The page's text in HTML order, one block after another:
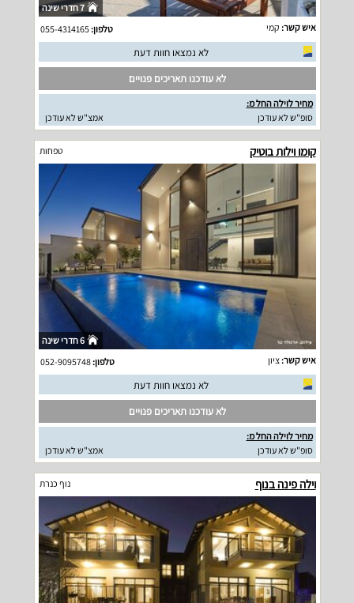
7 חדרי שינה
איש קשר: קמי טלפון:055-4314165
לא נמצאו חוות דעת
לא עודכנו תאריכים פנויים
מחיר לוילה החל מ:
סופ"ש לא עודכן
אמצ"ש לא עודכן
קומו וילות בוטיק טפחות
6 חדרי שינה
איש קשר:ציון טלפון:052-9095748
לא נמצאו חוות דעת
לא עודכנו תאריכים פנויים
מחיר לוילה החל מ:
סופ"ש לא עודכן
אמצ"ש לא עודכן
וילה פינה בנוף נוף כנרת